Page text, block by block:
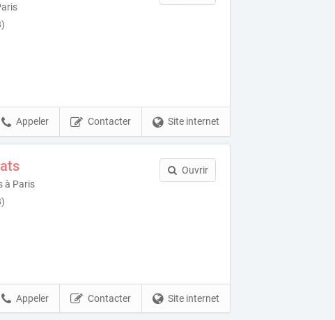
Site internet
Contacter
Appeler
à Paris
Ouvrir
Site internet
Contacter
Appeler